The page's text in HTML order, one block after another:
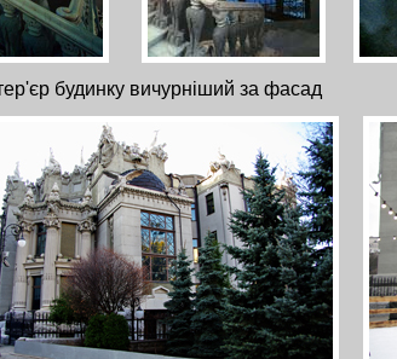
будинку вичурніший за фасад